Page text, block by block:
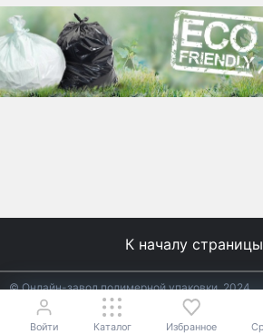
Используйте готовые
лидеров отрасли.
WhitePack
8 (495) 204-18-49
К началу страницы
© Онлайн-завод полимерной упаковки, 2024
Не является публичной офертой.Условия
менеджеров.
Войти Каталог Избранное